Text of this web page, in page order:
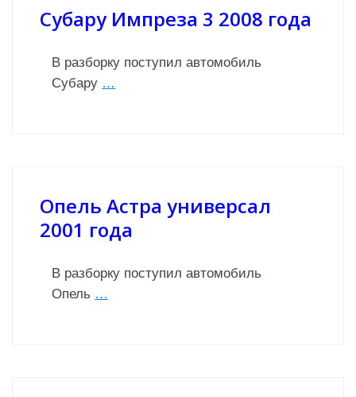
Субару Импреза 3 2008 года
В разборку поступил автомобиль
Субару …
Опель Астра универсал
2001 года
В разборку поступил автомобиль
Опель …